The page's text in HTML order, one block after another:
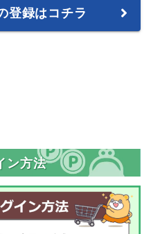
登録はコチラ
ン方法